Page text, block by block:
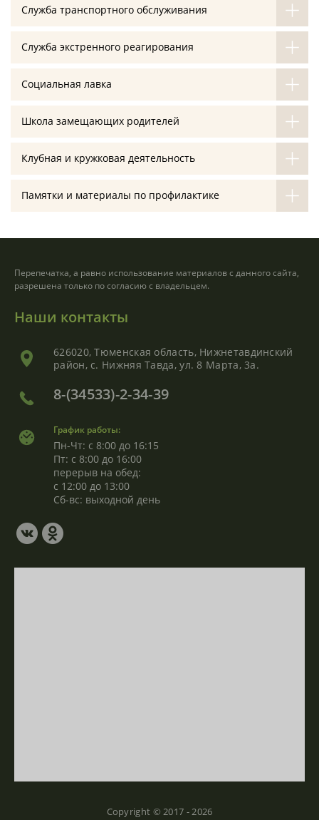
Служба транспортного обслуживания
Служба экстренного реагирования
Социальная лавка
Школа замещающих родителей
Клубная и кружковая деятельность
Памятки и материалы по профилактике
Перепечатка, а равно использование материалов с данного сайта,
разрешена только по согласию с владельцем.
Наши контакты
626020, Тюменская область, Нижнетавдинский
район, с. Нижняя Тавда, ул. 8 Марта, 3а.
8-(34533)-2-34-39
График работы:
Пн-Чт: с 8:00 до 16:15
Пт: с 8:00 до 16:00
перерыв на обед:
с 12:00 до 13:00
Сб-вс: выходной день
Copyright © 2017 - 2026